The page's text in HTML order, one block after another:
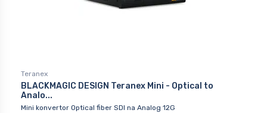
Teranex
BLACKMAGIC DESIGN Teranex Mini - Optical to
Analo...
Mini konvertor Optical fiber SDI na Analog 12G